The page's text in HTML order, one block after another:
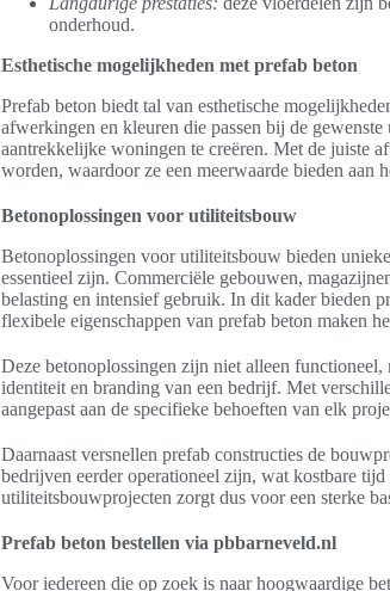
onderhoud.
Esthetische mogelijkheden met prefab beton
Prefab beton biedt tal van esthetische
afwerkingen en kleuren die passen bij de
aantrekkelijke woningen te creëren. Met de juiste
worden, waardoor ze een meerwaarde bieden aan
Betonoplossingen voor utiliteitsbouw
Betonoplossingen voor utiliteitsbouw bieden
essentieel zijn. Commerciële gebouwen,
belasting en intensief gebruik. In dit kader bieden
flexibele eigenschappen van prefab beton maken
Deze betonoplossingen zijn niet alleen
identiteit en branding van een bedrijf. Met
aangepast aan de specifieke behoeften van elk
Daarnaast versnellen prefab constructies de
bedrijven eerder operationeel zijn, wat kostbare
utiliteitsbouwprojecten zorgt dus voor een sterke
Prefab beton bestellen via pbbarneveld.nl
Voor iedereen die op zoek is naar hoogwaardige